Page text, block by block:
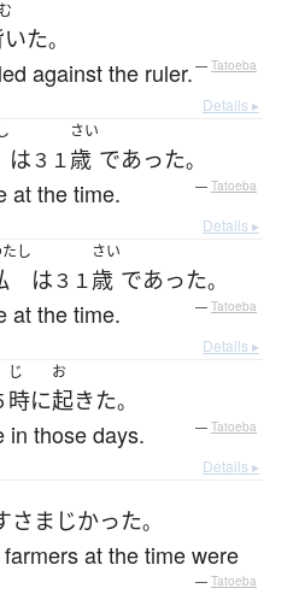
いた。
against the ruler. — Tatoeba
Details ▸
は３１
さい
歳 であった。
at the time. — Tatoeba
Details ▸
し
は３１
さい
歳 であった。
at the time. — Tatoeba
Details ▸
じ
時に
お
起きた。
in those days. — Tatoeba
Details ▸
さまじかった。
at the time were
— Tatoeba